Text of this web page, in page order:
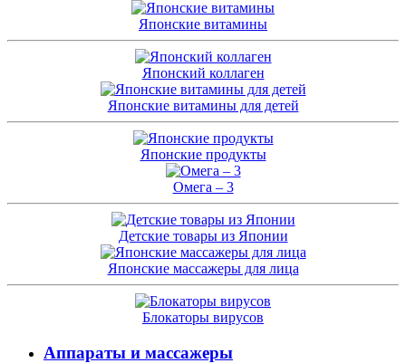
Японские витамины
Японский коллаген
Японские витамины для детей
Японские продукты
Омега – 3
Детские товары из Японии
Японские массажеры для лица
Блокаторы вирусов
Аппараты и массажеры